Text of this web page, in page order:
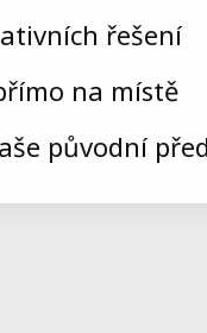
řešení
na místě
původní